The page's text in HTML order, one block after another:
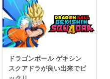
ドラゴンボール ゲキシン
スクアドラが良い出来でビ